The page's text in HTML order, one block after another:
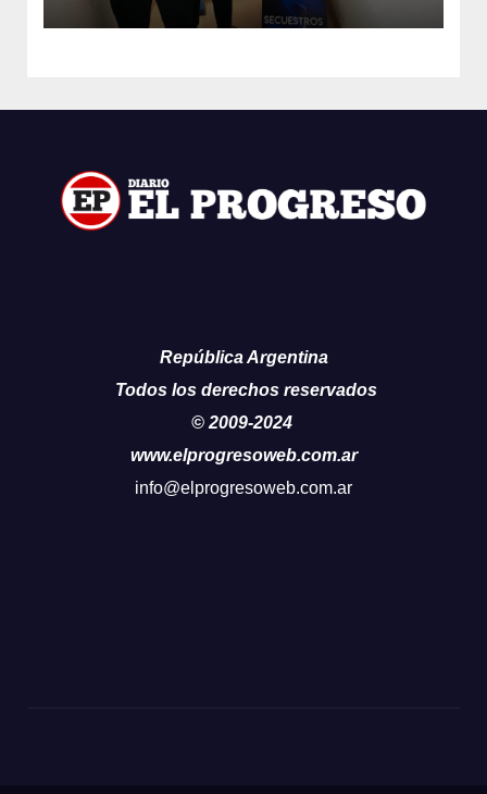
República Argentina
Todos los derechos reservados
© 2009-2024
www.elprogresoweb.com.ar
info@elprogresoweb.com.ar